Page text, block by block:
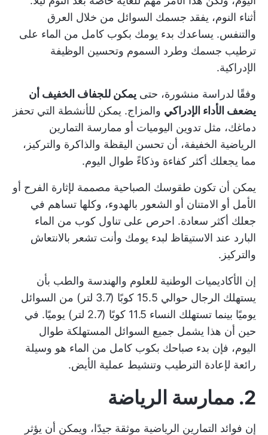
أثناء النوم، يفقد جسمك السوائل من خلال العرق
والتنفس. يساعدك بدء يومك بكوب كامل من الماء على
ترطيب جسمك وطرد السموم وتحسين الوظيفة
الإدراكية.
وفقًا لدراسة منشورة، حتى يمكن للجفاف الخفيف أن
يضعف الأداء الإدراكي والمزاج. يمكن للأنشطة التي تحفز
دماغك، مثل تدوين اليوميات أو ممارسة التمارين
الرياضية الخفيفة، أن تحسن اليقظة والذاكرة والتركيز،
مما يجعلك أكثر كفاءة وذكاءً طوال اليوم.
يمكن أن تكون طقوسك الصباحية مصممة لإثارة الفرح أو
الأمل أو الامتنان أو الشعور بالهدوء، وكلها تساهم في
جعلك أكثر سعادة. احرص على تناول كوب من الماء
البارد عند الاستيقاظ لبدء يومك وأنت تشعر بالانتعاش
والتركيز.
إن الأكاديميات الوطنية للعلوم والهندسة والطب بأن
يستهلك الرجال حوالي 15.5 كوبًا (3.7 لتر) من السوائل
يوميًا بينما تستهلك النساء 11.5 كوبًا (2.7 لتر) يوميًا. في
حين أن هذا يشمل جميع السوائل المستهلكة طوال
اليوم، فإن بدء صباحك بكوب كامل من الماء هو وسيلة
رائعة لإعادة الترطيب وتنشيط عملية الأيض.
2. ممارسة الرياضة
إن فوائد التمارين الرياضية موثقة جيدًا، ويمكن أن يؤثر